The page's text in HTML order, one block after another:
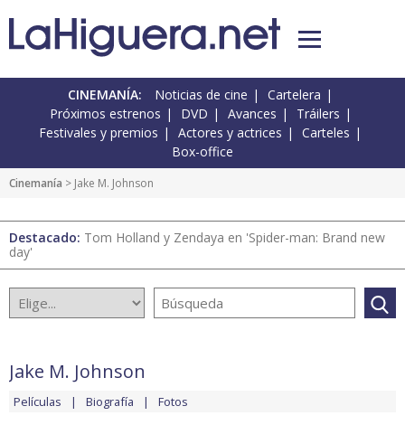
CINEMANÍA: Noticias de cine
Cartelera
Próximos estrenos
DVD Avances
Tráilers
Festivales y premios
Actores y actrices
Carteles
Box-office
Cinemanía > Jake M. Johnson
Destacado: Tom Holland y Zendaya en 'Spider-man: Brand new
day'
Jake M. Johnson
Películas Biografía Fotos